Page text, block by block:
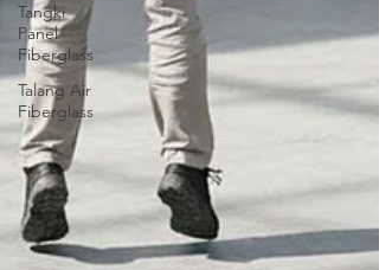
Tangki
Panel
Fiberglass
Talang Air
Fiberglass